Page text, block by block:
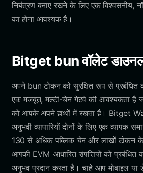
नियंत्रण बनाए रखने के लिए एक विश्वसनीय,
का होना आवश्यक है।
Bitget bun वॉलेट
अपने bun टोकन को सुरक्षित रूप से
एक मजबूत, मल्टी-चेन गेटवे की आवश्यकता है
को आपके अपने हाथों में रखता है। Bitget
अनुभवी व्यापारियों दोनों के लिए एक व्यापक
130 से अधिक पब्लिक चेन और लाखों टोकन
आपकी EVM-आधारित संपत्तियों को
अनुभव प्रदान करता है। चाहे आप मोबाइल या